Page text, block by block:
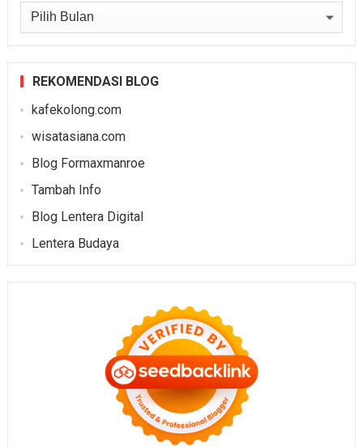
Arsip
REKOMENDASI BLOG
kafekolong.com
wisatasiana.com
Blog Formaxmanroe
Tambah Info
Blog Lentera Digital
Lentera Budaya